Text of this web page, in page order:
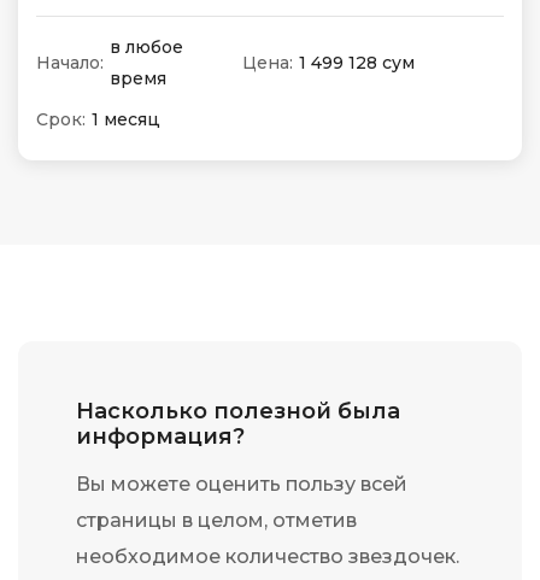
Начало:
в любое
время
Цена: 1 499 128 сум
Срок: 1 месяц
Насколько полезной была
информация?
Вы можете оценить пользу всей
страницы в целом, отметив
необходимое количество звездочек.